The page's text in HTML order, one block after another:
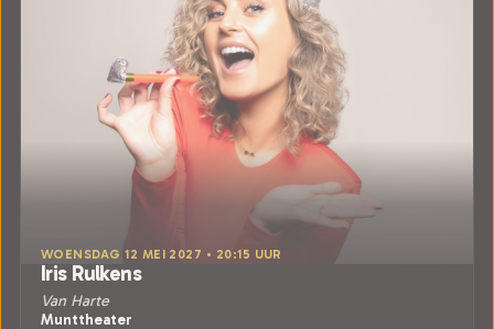
WOENSDAG 12 MEI 2027 • 20:15 UUR
Iris Rulkens
Van Harte
Munttheater